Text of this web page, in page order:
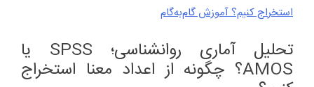
استخراج کنیم؟ آموزش گام‌به‌گام
تحلیل آماری روانشناسی؛ SPSS یا
AMOS؟ چگونه از اعداد معنا استخراج